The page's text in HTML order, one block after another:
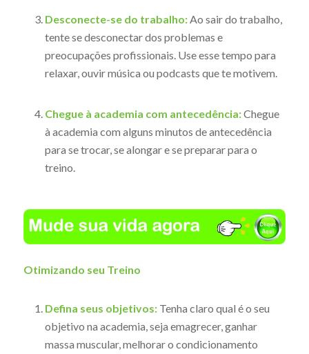
Desconecte-se do trabalho:Ao sair do trabalho,
tente se desconectar dos problemas e
preocupações profissionais. Use esse tempo para
relaxar, ouvir música ou podcasts que te motivem.
Chegue à academia com antecedência:Chegue
à academia com alguns minutos de antecedência
para se trocar, se alongar e se preparar para o
treino.
Otimizando seu Treino
Defina seus objetivos:Tenha claro qual é o seu
objetivo na academia, seja emagrecer, ganhar
massa muscular, melhorar o condicionamento